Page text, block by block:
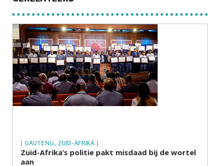
| GAUTENG, ZUID-AFRIKA |
Zuid-Afrika’s politie pakt misdaad bij de wortel
aan